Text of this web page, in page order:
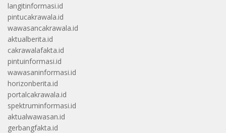
langitinformasi.id
pintucakrawala.id
wawasancakrawala.id
aktualberita.id
cakrawalafakta.id
pintuinformasi.id
wawasaninformasi.id
horizonberita.id
portalcakrawala.id
spektruminformasi.id
aktualwawasan.id
gerbangfakta.id